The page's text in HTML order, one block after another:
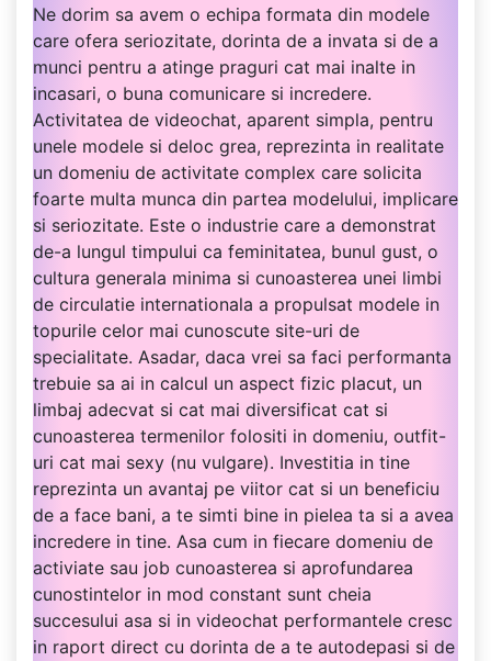
Ne dorim sa avem o echipa formata din modele
care ofera seriozitate, dorinta de a invata si de a
munci pentru a atinge praguri cat mai inalte in
incasari, o buna comunicare si incredere.
Activitatea de videochat, aparent simpla, pentru
unele modele si deloc grea, reprezinta in realitate
un domeniu de activitate complex care solicita
foarte multa munca din partea modelului, implicare
si seriozitate. Este o industrie care a demonstrat
de-a lungul timpului ca feminitatea, bunul gust, o
cultura generala minima si cunoasterea unei limbi
de circulatie internationala a propulsat modele in
topurile celor mai cunoscute site-uri de
specialitate. Asadar, daca vrei sa faci performanta
trebuie sa ai in calcul un aspect fizic placut, un
limbaj adecvat si cat mai diversificat cat si
cunoasterea termenilor folositi in domeniu, outfit-
uri cat mai sexy (nu vulgare). Investitia in tine
reprezinta un avantaj pe viitor cat si un beneficiu
de a face bani, a te simti bine in pielea ta si a avea
incredere in tine. Asa cum in fiecare domeniu de
activiate sau job cunoasterea si aprofundarea
cunostintelor in mod constant sunt cheia
succesului asa si in videochat performantele cresc
in raport direct cu dorinta de a te autodepasi si de